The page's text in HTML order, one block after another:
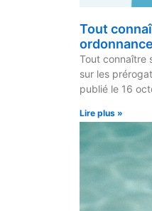
Tout
Tout connaître
sur les
publié le 16
Lire plus »